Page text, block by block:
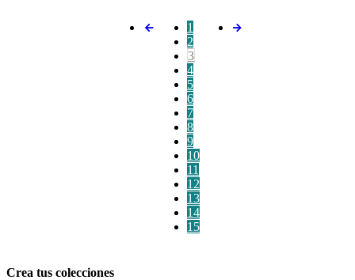
1
2
3
4
5
6
7
8
9
10
11
12
13
14
15
Crea tus colecciones